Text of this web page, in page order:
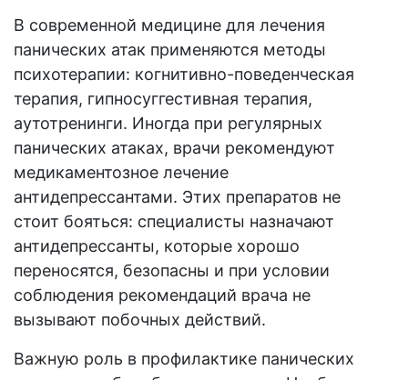
В современной медицине для лечения
панических атак применяются методы
психотерапии: когнитивно-поведенческая
терапия, гипносуггестивная терапия,
аутотренинги. Иногда при регулярных
панических атаках, врачи рекомендуют
медикаментозное лечение
антидепрессантами. Этих препаратов не
стоит бояться: специалисты назначают
антидепрессанты, которые хорошо
переносятся, безопасны и при условии
соблюдения рекомендаций врача не
вызывают побочных действий.
Важную роль в профилактике панических